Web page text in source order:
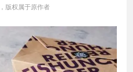
版权属于原作者